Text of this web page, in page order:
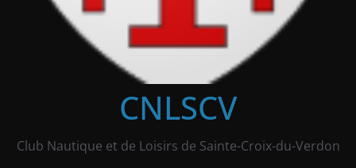
CNLSCV
Club Nautique et de Loisirs de Sainte-Croix-du-Verdon